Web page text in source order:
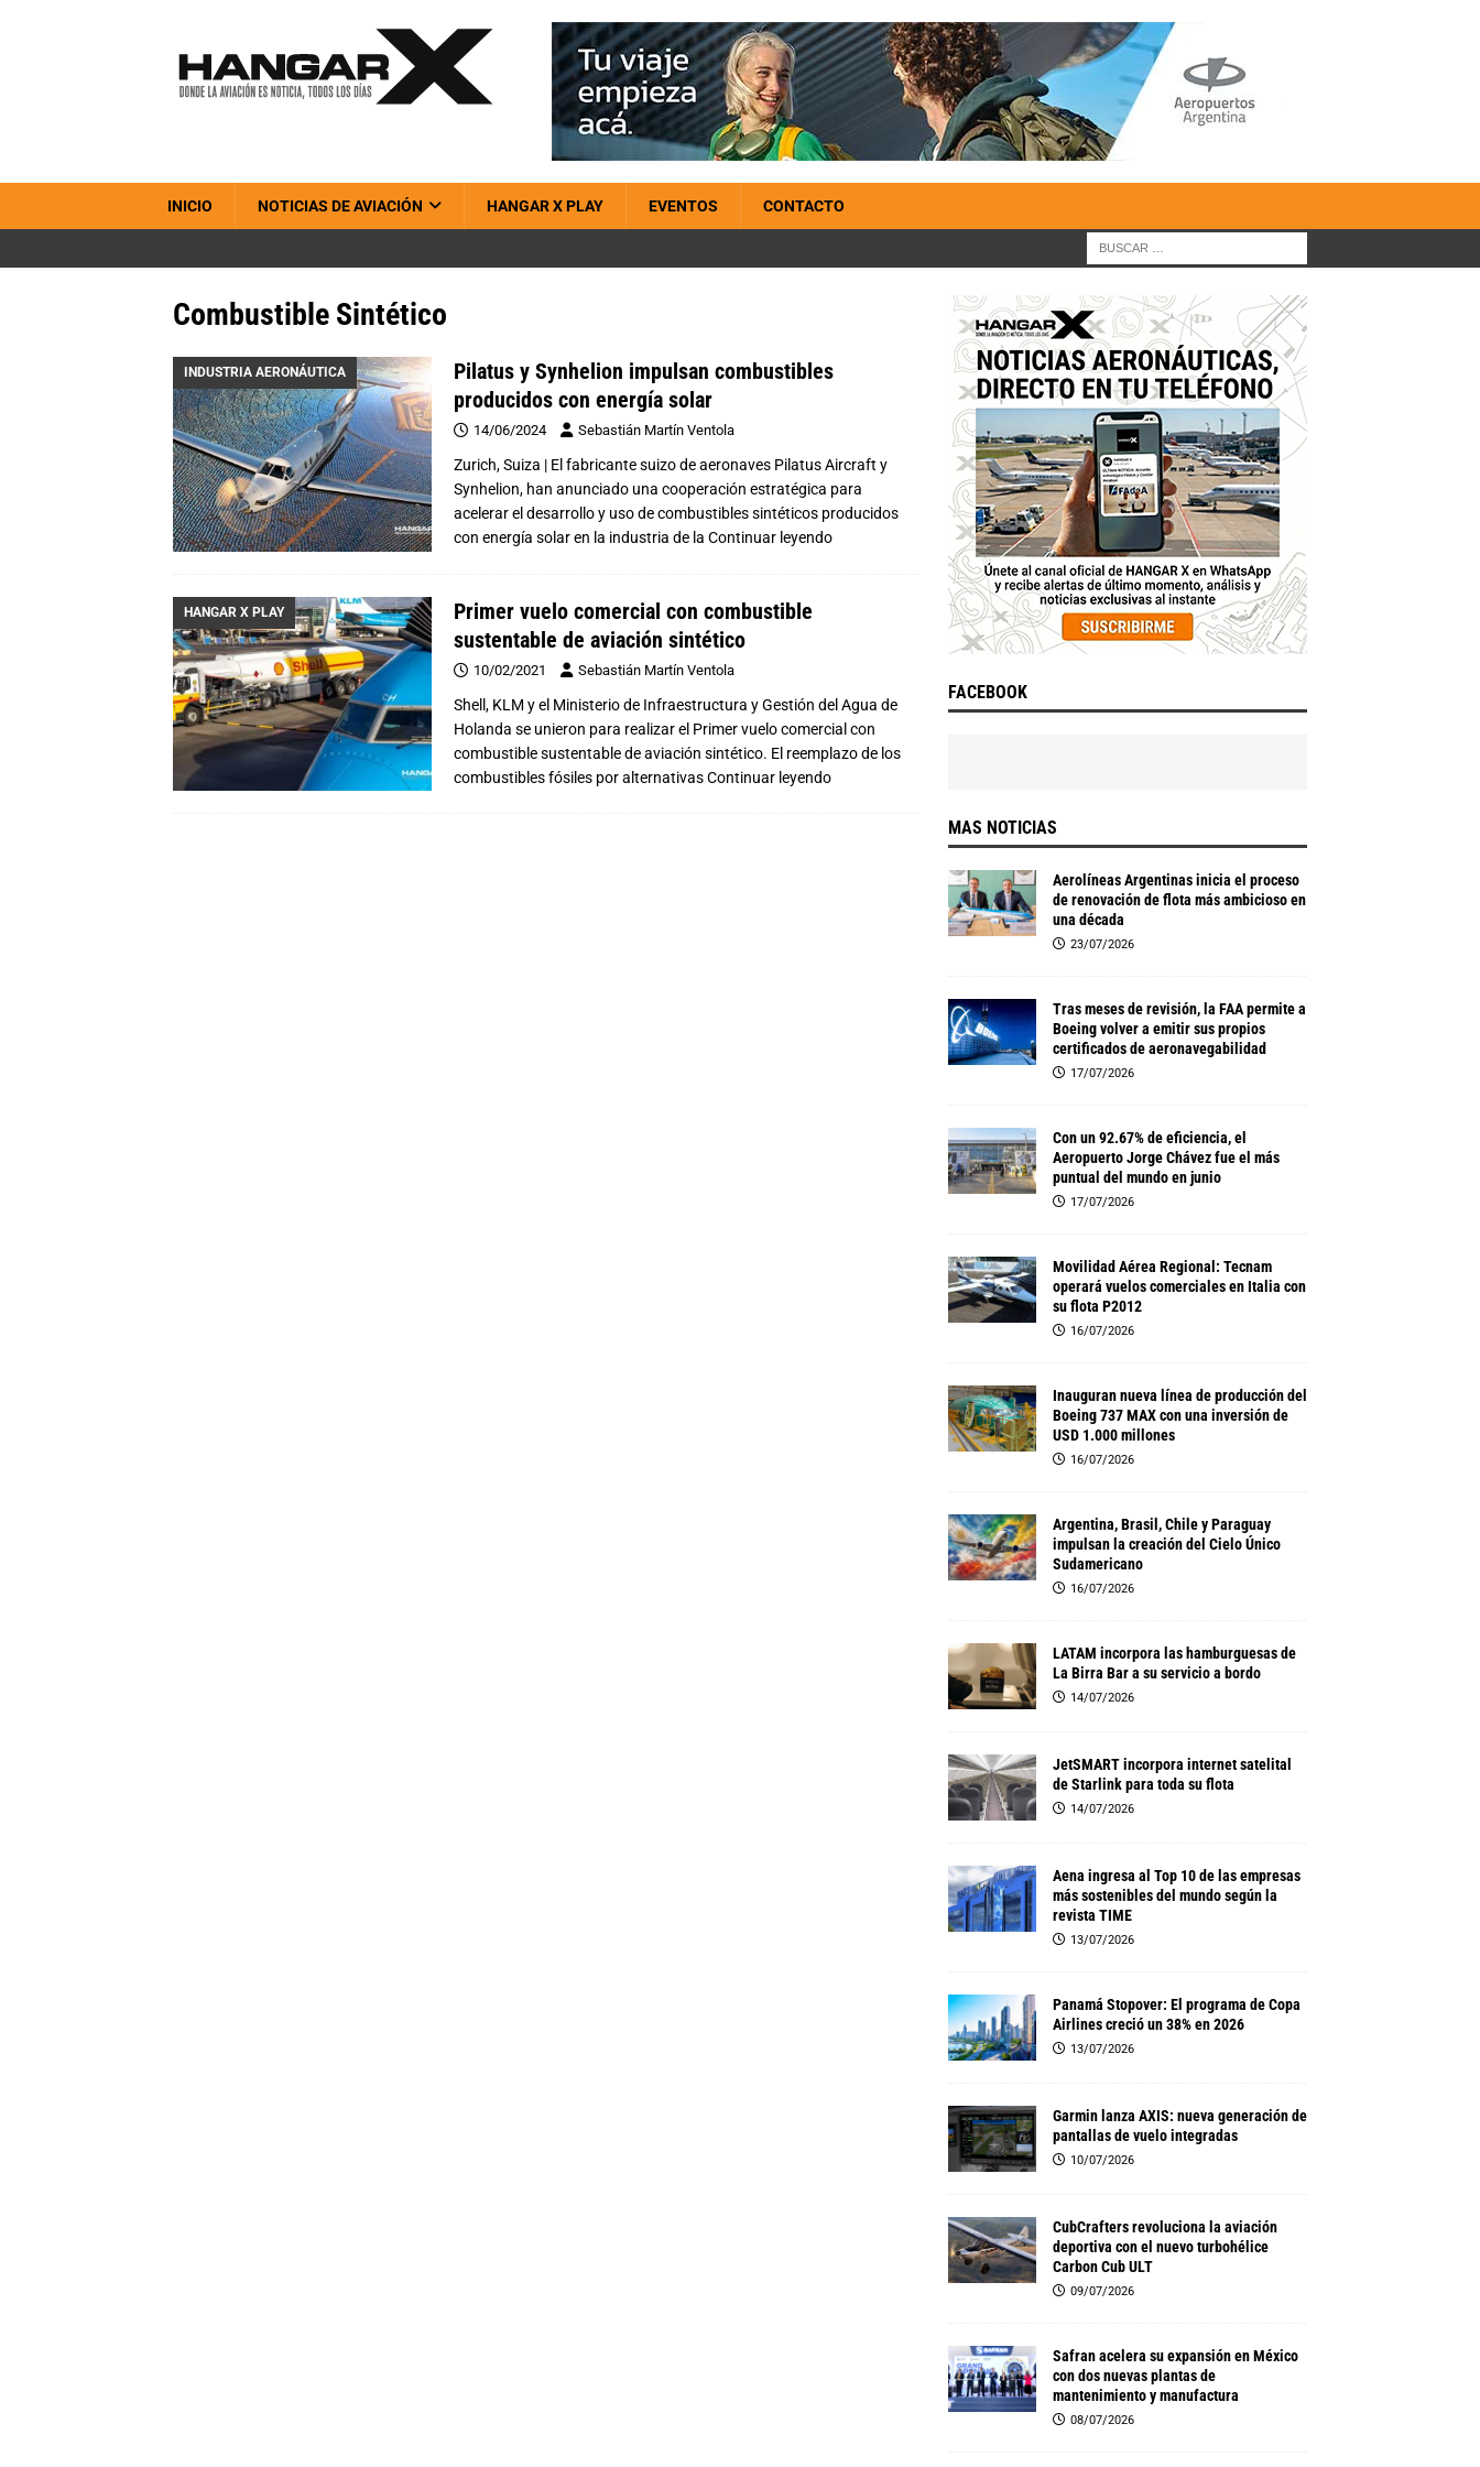
INICIO NOTICIAS DE AVIACIÓN HANGAR X PLAY EVENTOS CONTACTO
Combustible Sintético
INDUSTRIA AERONÁUTICA
Pilatus y Synhelion impulsan combustibles
producidos con energía solar
14/06/2024 Sebastián Martín Ventola
Zurich, Suiza | El fabricante suizo de aeronaves Pilatus Aircraft y
Synhelion, han anunciado una cooperación estratégica para
acelerar el desarrollo y uso de combustibles sintéticos producidos
con energía solar en la industria de la Continuar leyendo
HANGAR X PLAY
Primer vuelo comercial con combustible
sustentable de aviación sintético
10/02/2021 Sebastián Martín Ventola
Shell, KLM y el Ministerio de Infraestructura y Gestión del Agua de
Holanda se unieron para realizar el Primer vuelo comercial con
combustible sustentable de aviación sintético. El reemplazo de los
combustibles fósiles por alternativasContinuar leyendo
FACEBOOK
MAS NOTICIAS
Aerolíneas Argentinas inicia el proceso
de renovación de flota más ambicioso en
una década
23/07/2026
Tras meses de revisión, la FAA permite a
Boeing volver a emitir sus propios
certificados de aeronavegabilidad
17/07/2026
Con un 92.67% de eficiencia, el
Aeropuerto Jorge Chávez fue el más
puntual del mundo en junio
17/07/2026
Movilidad Aérea Regional: Tecnam
operará vuelos comerciales en Italia con
su flota P2012
16/07/2026
Inauguran nueva línea de producción del
Boeing 737 MAX con una inversión de
USD 1.000 millones
16/07/2026
Argentina, Brasil, Chile y Paraguay
impulsan la creación del Cielo Único
Sudamericano
16/07/2026
LATAM incorpora las hamburguesas de
La Birra Bar a su servicio a bordo
14/07/2026
JetSMART incorpora internet satelital
de Starlink para toda su flota
14/07/2026
Aena ingresa al Top 10 de las empresas
más sostenibles del mundo según la
revista TIME
13/07/2026
Panamá Stopover: El programa de Copa
Airlines creció un 38% en 2026
13/07/2026
Garmin lanza AXIS: nueva generación de
pantallas de vuelo integradas
10/07/2026
CubCrafters revoluciona la aviación
deportiva con el nuevo turbohélice
Carbon Cub ULT
09/07/2026
Safran acelera su expansión en México
con dos nuevas plantas de
mantenimiento y manufactura
08/07/2026